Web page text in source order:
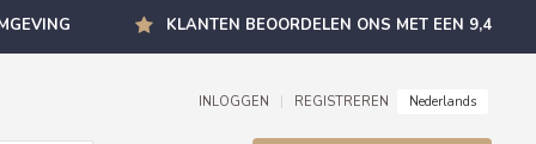
KLANTEN BEOORDELEN ONS MET EEN 9,4
INLOGGEN REGISTREREN Nederlands